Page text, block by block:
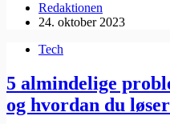
Redaktionen
24. oktober 2023
Tech
5 almindelige
og hvordan du